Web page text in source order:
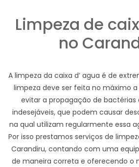
Limpeza de
no
A limpeza da caixa d’ agua é de
limpeza deve ser feita no máximo
evitar a propagação de bactérias
indesejáveis, que podem causar
na qual utilizam regularmente essa
Por isso prestamos serviços de
Carandiru, contando com uma
de maneira correta e oferecendo o